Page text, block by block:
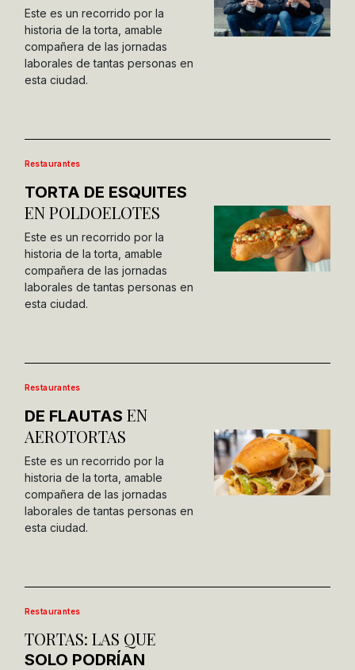
Este es un recorrido por la
historia de la torta, amable
compañera de las jornadas
laborales de tantas personas en
esta ciudad.
Restaurantes
TORTA DE ESQUITES
EN POLDOELOTES
Este es un recorrido por la
historia de la torta, amable
compañera de las jornadas
laborales de tantas personas en
esta ciudad.
Restaurantes
DE FLAUTAS EN
AEROTORTAS
Este es un recorrido por la
historia de la torta, amable
compañera de las jornadas
laborales de tantas personas en
esta ciudad.
Restaurantes
TORTAS: LAS QUE
SOLO PODRÍAN